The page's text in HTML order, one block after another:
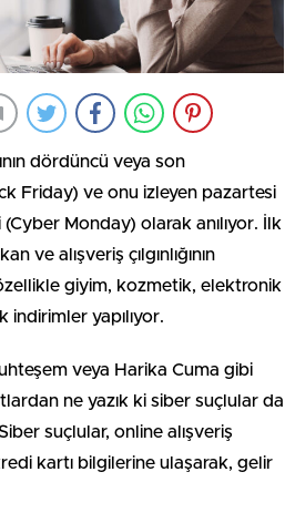
dördüncü veya son
Friday) ve onu izleyen pazartesi
Monday) olarak anılıyor. İlk
ve alışveriş çılgınlığının
giyim, kozmetik, elektronik
yapılıyor.
veya Harika Cuma gibi
ne yazık ki siber suçlular da
suçlular, online alışveriş
kartı bilgilerine ulaşarak, gelir